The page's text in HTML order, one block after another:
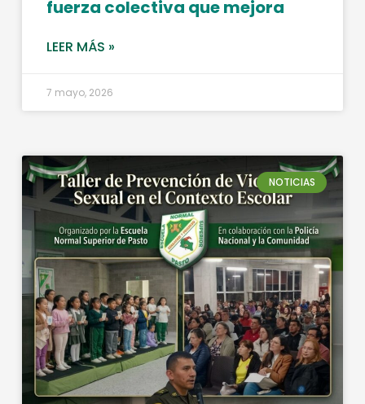
fuerza colectiva que mejora
LEER MÁS »
7 mayo, 2026
NOTICIAS